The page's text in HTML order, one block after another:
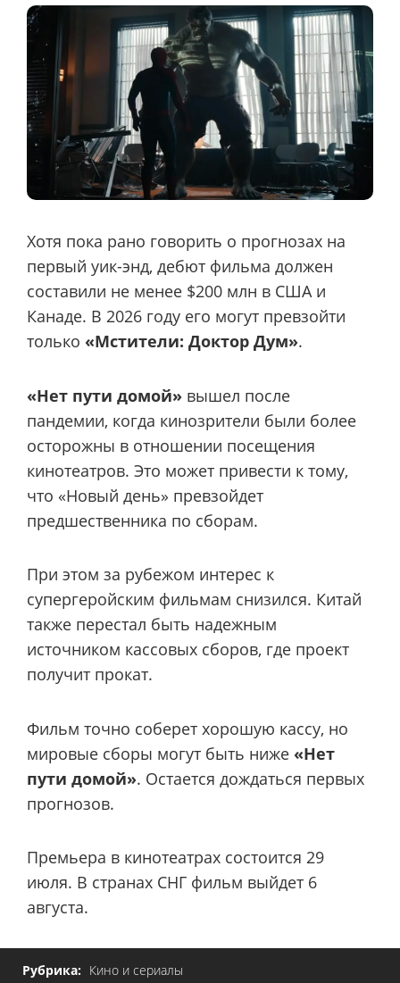
Хотя пока рано говорить о прогнозах на
первый уик-энд, дебют фильма должен
составили не менее $200 млн в США и
Канаде. В 2026 году его могут превзойти
только «Мстители: Доктор Дум».
«Нет пути домой» вышел после
пандемии, когда кинозрители были более
осторожны в отношении посещения
кинотеатров. Это может привести к тому,
что «Новый день» превзойдет
предшественника по сборам.
При этом за рубежом интерес к
супергеройским фильмам снизился. Китай
также перестал быть надежным
источником кассовых сборов, где проект
получит прокат.
Фильм точно соберет хорошую кассу, но
мировые сборы могут быть ниже «Нет
пути домой». Остается дождаться первых
прогнозов.
Премьера в кинотеатрах состоится 29
июля. В странах СНГ фильм выйдет 6
августа.
Рубрика: Кино и сериалы